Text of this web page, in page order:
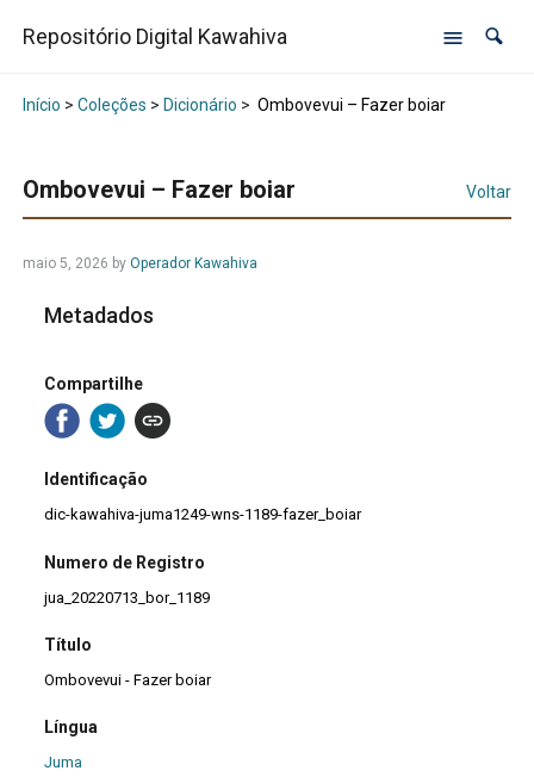
Repositório Digital Kawahiva
Início > Coleções > Dicionário > Ombovevui – Fazer boiar
Ombovevui – Fazer boiar Voltar
maio 5, 2026 by Operador Kawahiva
Metadados
Compartilhe
Identificação
dic-kawahiva-juma1249-wns-1189-fazer_boiar
Numero de Registro
jua_20220713_bor_1189
Título
Ombovevui - Fazer boiar
Língua
Juma